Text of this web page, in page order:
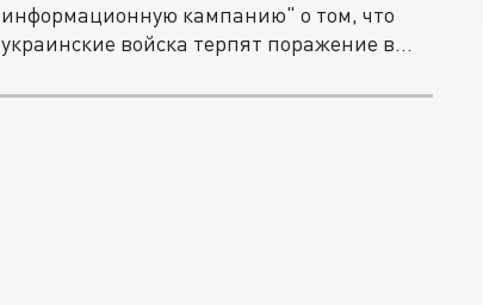
информационную кампанию" о том, что
украинские войска терпят поражение в...